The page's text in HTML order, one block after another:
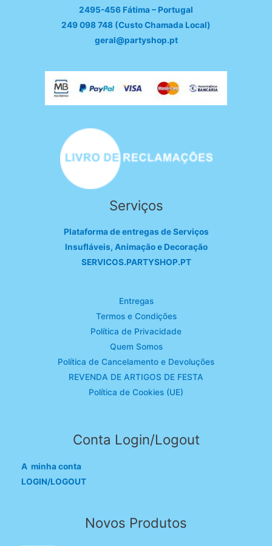
2495-456 Fátima – Portugal
249 098 748 (Custo Chamada Local)
geral@partyshop.pt
Serviços
Plataforma de entregas de Serviços
Insufláveis, Animação e Decoração
SERVICOS.PARTYSHOP.PT
Entregas
Termos e Condições
Política de Privacidade
Quem Somos
Política de Cancelamento e Devoluções
REVENDA DE ARTIGOS DE FESTA
Política de Cookies (UE)
Conta Login/Logout
A minha conta
LOGIN/LOGOUT
Novos Produtos